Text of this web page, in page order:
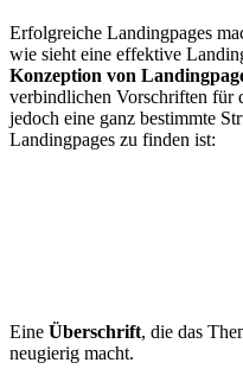
Erfolgreiche Landingpages
wie sieht eine effektive
Konzeption von
verbindlichen Vorschriften für
jedoch eine ganz bestimmte
Landingpages zu finden ist:
Eine Überschrift, die das
neugierig macht.